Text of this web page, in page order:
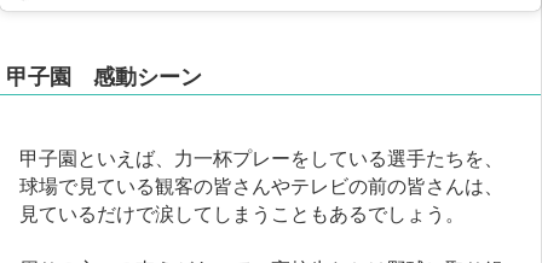
甲子園 感動シーン
甲子園といえば、力一杯プレーをしている選手たちを、
球場で見ている観客の皆さんやテレビの前の皆さんは、
見ているだけで涙してしまうこともあるでしょう。